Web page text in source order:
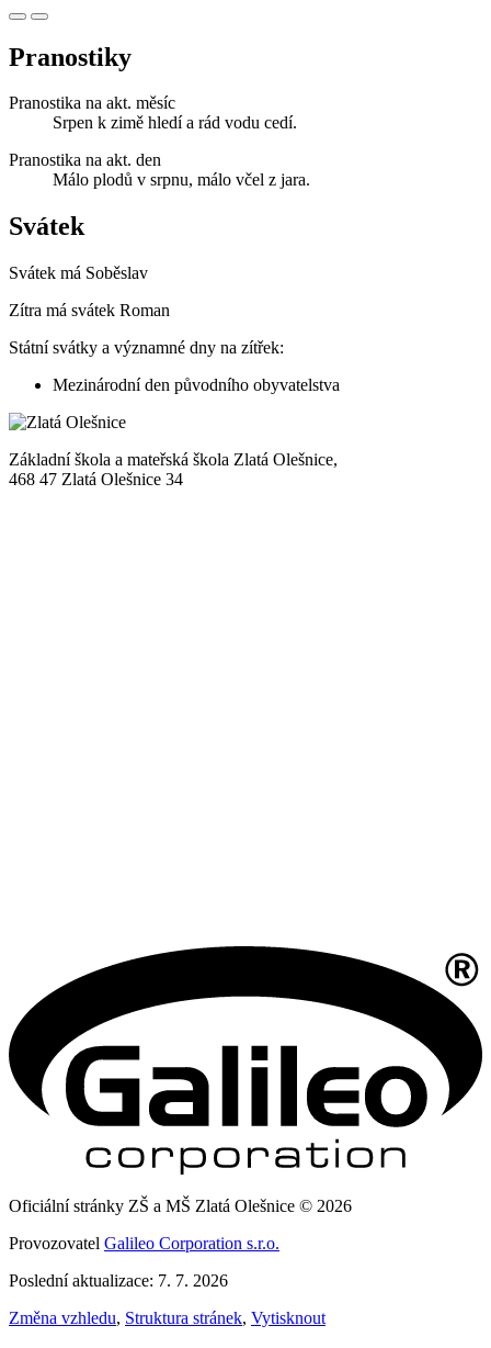
Pranostiky
Pranostika na akt. měsíc
Srpen k zimě hledí a rád vodu cedí.
Pranostika na akt. den
Málo plodů v srpnu, málo včel z jara.
Svátek
Svátek má Soběslav
Zítra má svátek Roman
Státní svátky a významné dny na zítřek:
Mezinárodní den původního obyvatelstva
Základní škola a mateřská škola Zlatá Olešnice,
468 47 Zlatá Olešnice 34
Oficiální stránky ZŠ a MŠ Zlatá Olešnice © 2026
Provozovatel Galileo Corporation s.r.o.
Poslední aktualizace: 7. 7. 2026
Změna vzhledu, Struktura stránek, Vytisknout